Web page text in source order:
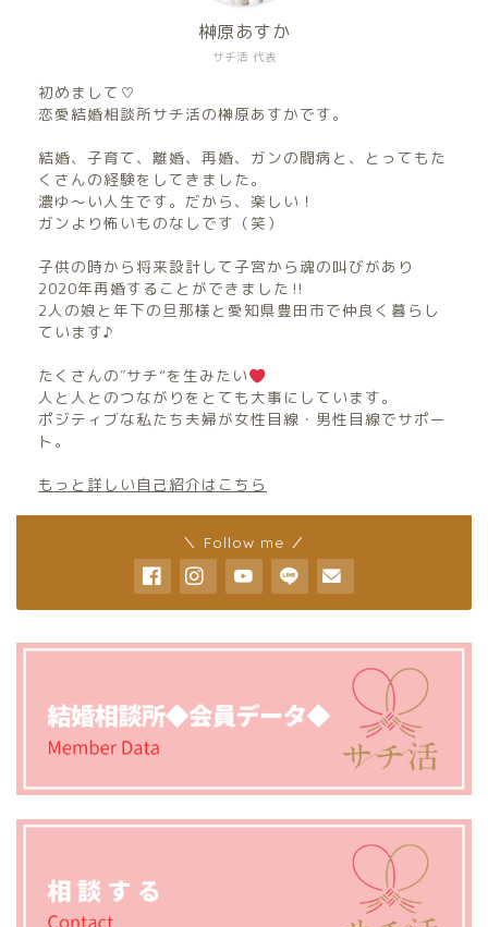
サチ活 代表
榊原あすか
初めまして♡
恋愛結婚相談所サチ活の榊原あすかです。
結婚、子育て、離婚、再婚、ガンの闘病と、とってもた
くさんの経験をしてきました。
濃ゆ〜い人生です。だから、楽しい！
ガンより怖いものなしです（笑）
子供の時から将来設計して子宮から魂の叫びがあり
2020年再婚することができました‼︎
2人の娘と年下の旦那様と愛知県豊田市で仲良く暮らし
ています♪
たくさんの″サチ”を生みたい
人と人とのつながりをとても大事にしています。
ポジティブな私たち夫婦が女性目線・男性目線でサポー
ト。
もっと詳しい自己紹介はこちら
＼ Follow me ／